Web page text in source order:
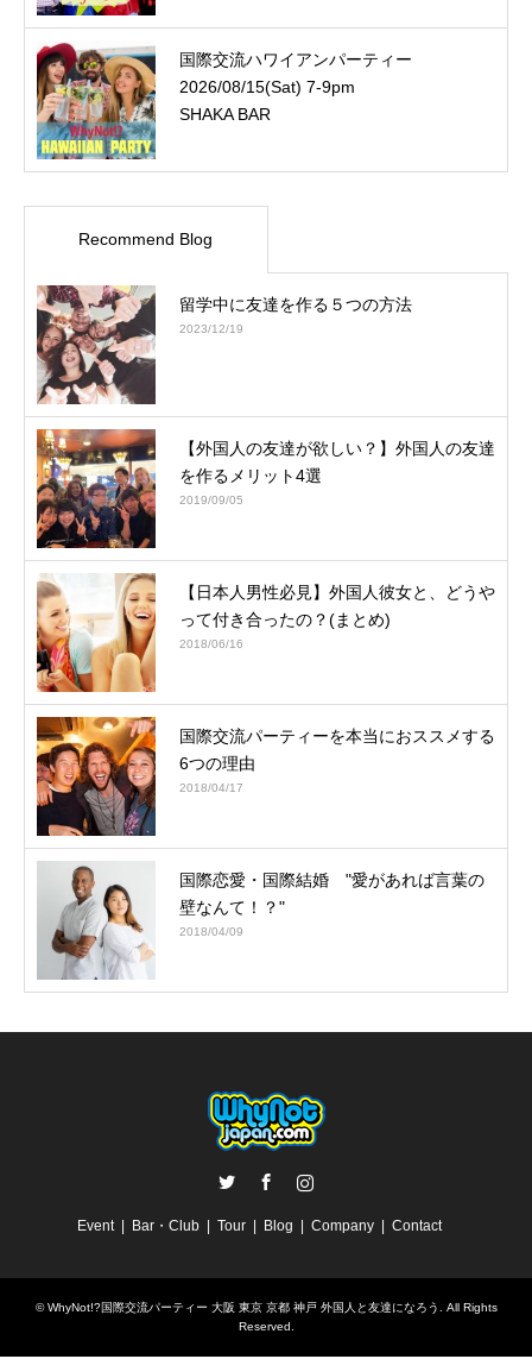
国際交流ハワイアンパーティー
2026/08/15(Sat) 7-9pm
SHAKA BAR
Recommend Blog
留学中に友達を作る５つの方法
2023/12/19
【外国人の友達が欲しい？】外国人の友達
を作るメリット4選
2019/09/05
【日本人男性必見】外国人彼女と、どうや
って付き合ったの？(まとめ)
2018/06/16
国際交流パーティーを本当におススメする
6つの理由
2018/04/17
国際恋愛・国際結婚 "愛があれば言葉の
壁なんて！？"
2018/04/09
Event Bar・Club Tour Blog Company Contact
©WhyNot!?国際交流パーティー 大阪 東京 京都 神戸 外国人と友達になろう. All Rights
Reserved.